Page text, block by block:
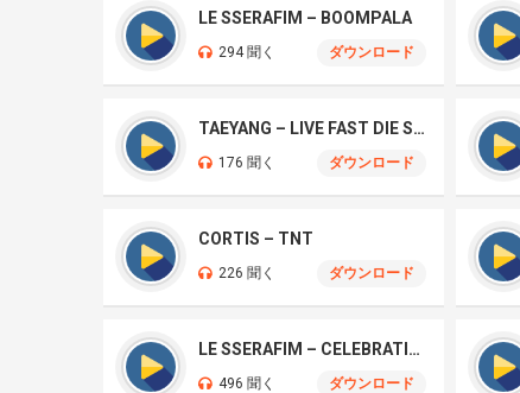
LE SSERAFIM – BOOMPALA
294 聞く ダウンロード
TAEYANG – LIVE FAST DIE SLOW
176 聞く ダウンロード
CORTIS – TNT
226 聞く ダウンロード
LE SSERAFIM – CELEBRATION
496 聞く ダウンロード